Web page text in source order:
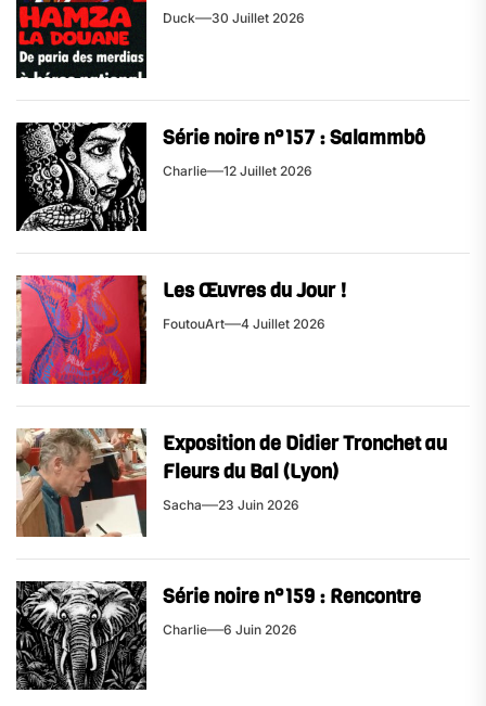
Duck 30 Juillet 2026
Série noire n°157 : Salammbô
Charlie 12 Juillet 2026
Les Œuvres du Jour !
FoutouArt 4 Juillet 2026
Exposition de Didier Tronchet au
Fleurs du Bal (Lyon)
Sacha 23 Juin 2026
Série noire n°159 : Rencontre
Charlie 6 Juin 2026